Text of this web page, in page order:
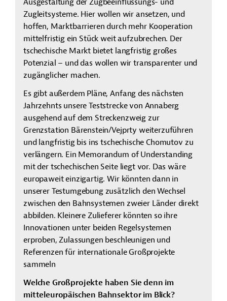
Ausgestaltung der Zugbeeinflussungs- und
Zugleitsysteme. Hier wollen wir ansetzen, und
hoffen, Marktbarrieren durch mehr Kooperation
mittelfristig ein Stück weit aufzubrechen. Der
tschechische Markt bietet langfristig großes
Potenzial – und das wollen wir transparenter und
zugänglicher machen.
Es gibt außerdem Pläne, Anfang des nächsten
Jahrzehnts unsere Teststrecke von Annaberg
ausgehend auf dem Streckenzweig zur
Grenzstation Bärenstein/Vejprty weiterzuführen
und langfristig bis ins tschechischeChomutov zu
verlängern. Ein Memorandum ofUnderstanding
mit der tschechischen Seite liegt vor. Das wäre
europaweit einzigartig. Wir könnten dann in
unserer Testumgebung zusätzlich den Wechsel
zwischen den Bahnsystemen zweier Länder direkt
abbilden. Kleinere Zulieferer könnten so ihre
Innovationen unter beiden Regelsystemen
erproben, Zulassungen beschleunigen und
Referenzen für internationale Großprojekte
sammeln
Welche Großprojekte haben Sie denn im
mitteleuropäischen Bahnsektor im Blick?